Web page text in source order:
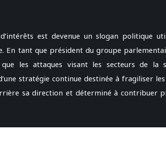
est devenue un slogan politique
En tant que président du groupe
les attaques visant les secteurs de la
stratégie continue destinée à fragiliser
sa direction et déterminé à contribuer